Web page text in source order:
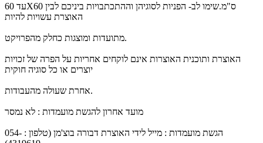
עד 60X60 ס"מ.שימו לב- הפניות לסוגיהן וההתכתבויות ביניכם לבין
האוצרת עשויות להיות
מתועדות ומוצגות כחלק מהפרויקט.
האוצרת ותוכנית האוצרות אינם לוקחים אחריות על הפרה של זכויות
יוצרים או כל סוגיה חוקית
אחרת שעולה מהעבודות.
מועד אחרון להגשת מועמדות : לא נמסר
הגשת מועמדות : מייל לידי האוצרת דבורה בוצ'מן (טלפון : 054-